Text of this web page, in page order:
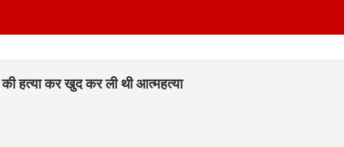
हत्या कर खुद कर ली थी आत्महत्या